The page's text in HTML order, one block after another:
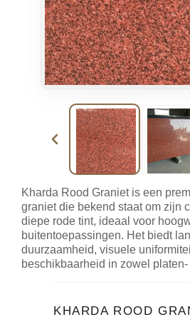
Kharda Rood Graniet is een
graniet die bekend staat om zijn
diepe rode tint, ideaal voor
buitentoepassingen. Het biedt
duurzaamheid, visuele
beschikbaarheid in zowel
KHARDA ROOD